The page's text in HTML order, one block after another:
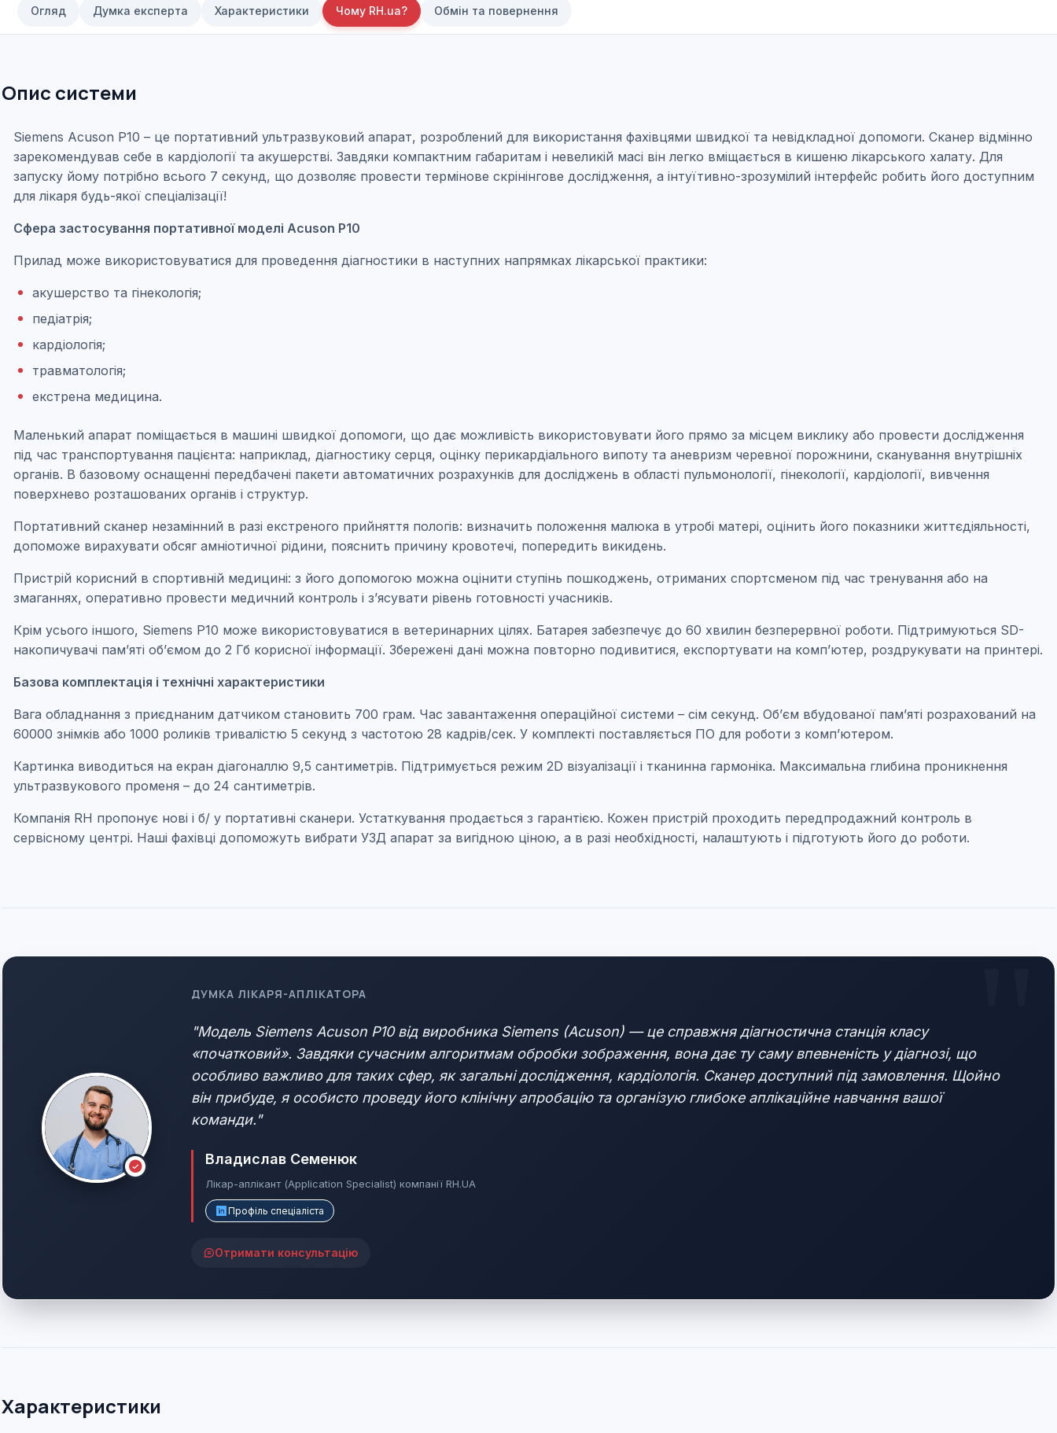
Огляд Думка експерта Характеристики Чому RH.ua? Обмін та повернення
Опис системи
Siemens Acuson P10 – це портативний ультразвуковий апарат, розроблений для використання фахівцями швидкої та невідкладної допомоги. Сканер відмінно
зарекомендував себе в кардіології та акушерстві. Завдяки компактним габаритам і невеликій масі він легко вміщається в кишеню лікарського халату. Для
запуску йому потрібно всього 7 секунд, що дозволяє провести термінове скрінінгове дослідження, а інтуїтивно-зрозумілий інтерфейс робить його доступним
для лікаря будь-якої спеціалізації!
Сфера застосування портативної моделі Acuson P10
Прилад може використовуватися для проведення діагностики в наступних напрямках лікарської практики:
акушерство та гінекологія;
педіатрія;
кардіологія;
травматологія;
екстрена медицина.
Маленький апарат поміщається в машині швидкої допомоги, що дає можливість використовувати його прямо за місцем виклику або провести дослідження
під час транспортування пацієнта: наприклад, діагностику серця, оцінку перикардіального випоту та аневризм черевної порожнини, сканування внутрішніх
органів. В базовому оснащенні передбачені пакети автоматичних розрахунків для досліджень в області пульмонології, гінекології, кардіології, вивчення
поверхнево розташованих органів і структур.
Портативний сканер незамінний в разі екстреного прийняття пологів: визначить положення малюка в утробі матері, оцінить його показники життєдіяльності,
допоможе вирахувати обсяг амніотичної рідини, пояснить причину кровотечі, попередить викидень.
Пристрій корисний в спортивній медицині: з його допомогою можна оцінити ступінь пошкоджень, отриманих спортсменом під час тренування або на
змаганнях, оперативно провести медичний контроль і з’ясувати рівень готовності учасників.
Крім усього іншого, Siemens P10 може використовуватися в ветеринарних цілях. Батарея забезпечує до 60 хвилин безперервної роботи. Підтримуються SD-
накопичувачі пам’яті об’ємом до 2 Гб корисної інформації. Збережені дані можна повторно подивитися, експортувати на комп’ютер, роздрукувати на принтері.
Базова комплектація і технічні характеристики
Вага обладнання з приєднаним датчиком становить 700 грам. Час завантаження операційної системи – сім секунд. Об’єм вбудованої пам’яті розрахований на
60000 знімків або 1000 роликів тривалістю 5 секунд з частотою 28 кадрів/сек. У комплекті поставляється ПО для роботи з комп’ютером.
Картинка виводиться на екран діагоналлю 9,5 сантиметрів. Підтримується режим 2D візуалізації і тканинна гармоніка. Максимальна глибина проникнення
ультразвукового променя – до 24 сантиметрів.
Компанія RH пропонує нові і б/ у портативні сканери. Устаткування продається з гарантією. Кожен пристрій проходить передпродажний контроль в
сервісному центрі. Наші фахівці допоможуть вибрати УЗД апарат за вигідною ціною, а в разі необхідності, налаштують і підготують його до роботи.
ДУМКА ЛІКАРЯ-АПЛІКАТОРА
"Модель Siemens Acuson P10 від виробника Siemens (Acuson) — це справжня діагностична станція класу
«початковий». Завдяки сучасним алгоритмам обробки зображення, вона дає ту саму впевненість у діагнозі, що
особливо важливо для таких сфер, як загальні дослідження, кардіологія. Сканер доступний під замовлення. Щойно
він прибуде, я особисто проведу його клінічну апробацію та організую глибоке аплікаційне навчання вашої
команди."
Владислав Семенюк
Лікар-аплікант (Application Specialist) компанії RH.UA
Профіль спеціаліста
Отримати консультацію
Характеристики